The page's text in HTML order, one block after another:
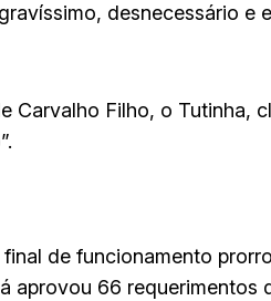
desnecessário e
Carvalho Filho, o Tutinha,
de funcionamento
aprovou 66 requerimentos